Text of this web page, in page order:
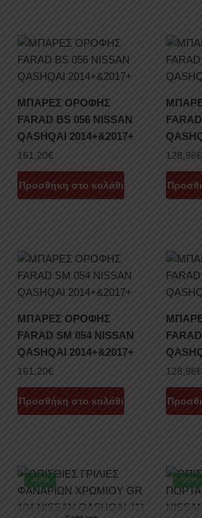
ΜΠΑΡΕΣ ΟΡΟΦΗΣ
FARAD BS 056 NISSAN
QASHQAI 2014+&2017+
161,20€
Προσθήκη στο καλάθι
128,96€
ΜΠΑΡΕΣ ΟΡΟΦΗΣ
FARAD SM 054 NISSAN
QASHQAI 2014+&2017+
161,20€
Προσθήκη στο καλάθι
128,96€
-40% -50%